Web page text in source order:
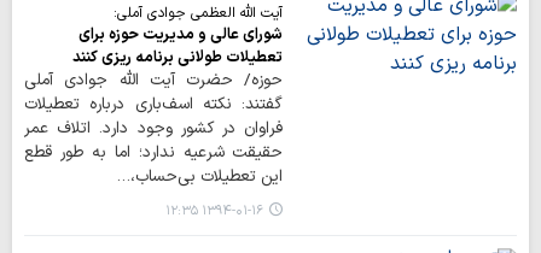
آیت الله العظمی جوادی آملی:
شورای عالی و مدیریت حوزه برای
تعطیلات طولانی برنامه ریزی کنند
حوزه/ حضرت آیت الله جوادی آملی
گفتند: نکته اسف‌باری درباره تعطیلات
فراوان در کشور وجود دارد. اتلاف عمر
حقیقت شرعیه ندارد؛ اما به طور قطع
این تعطیلات بی‌حساب،…
۱۳۹۴-۰۱-۱۶ ۱۲:۳۵